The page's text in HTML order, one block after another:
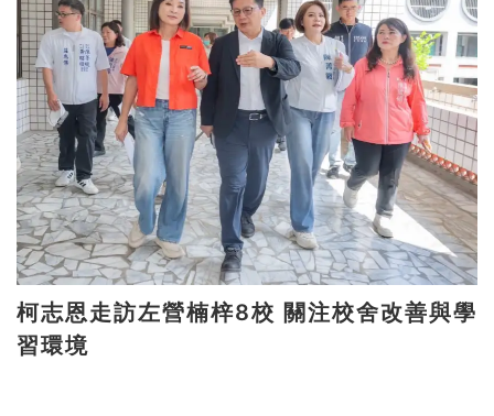
柯志恩走訪左營楠梓8校 關注校舍改善與學
習環境